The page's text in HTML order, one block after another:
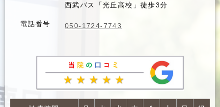
西武バス「光丘高校」徒歩3分
電話番号 050-1724-7743